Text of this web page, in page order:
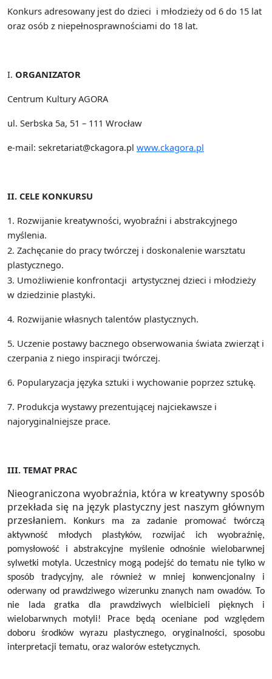
Konkurs adresowany jest do dzieci i młodzieży od 6 do 15 lat
oraz osób z niepełnosprawnościami do 18 lat.
I. ORGANIZATOR
Centrum Kultury AGORA
ul. Serbska 5a, 51 – 111 Wrocław
e-mail: sekretariat@ckagora.pl www.ckagora.pl
II. CELE KONKURSU
1. Rozwijanie kreatywności, wyobraźni i abstrakcyjnego
myślenia.
2. Zachęcanie do pracy twórczej i doskonalenie warsztatu
plastycznego.
3. Umożliwienie konfrontacji artystycznej dzieci i młodzieży
w dziedzinie plastyki.
4. Rozwijanie własnych talentów plastycznych.
5. Uczenie postawy bacznego obserwowania świata zwierząt i
czerpania z niego inspiracji twórczej.
6. Popularyzacja języka sztuki i wychowanie poprzez sztukę.
7. Produkcja wystawy prezentującej najciekawsze i
najoryginalniejsze prace.
III. TEMAT PRAC
Nieograniczona wyobraźnia, która w kreatywny sposób
przekłada się na język plastyczny jest naszym głównym
przesłaniem.
Konkurs ma za zadanie promować twórczą
aktywność młodych plastyków, rozwijać ich wyobraźnię,
pomysłowość i abstrakcyjne myślenie odnośnie wielobarwnej
sylwetki motyla. Uczestnicy mogą podejść do tematu nie tylko w
sposób tradycyjny, ale również w mniej konwencjonalny i
oderwany od prawdziwego wizerunku znanych nam owadów. To
nie lada gratka dla prawdziwych wielbicieli pięknych i
wielobarwnych motyli! Prace będą oceniane pod względem
doboru środków wyrazu plastycznego, oryginalności, sposobu
interpretacji tematu, oraz walorów estetycznych.